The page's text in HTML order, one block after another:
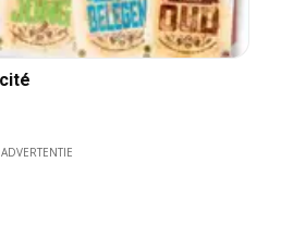
ADVERTENTIE